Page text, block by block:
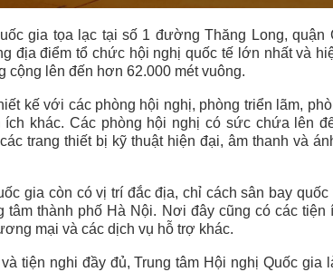
gia tọa lạc tại số 1 đường Thăng Long, quận
địa điểm tổ chức hội nghị quốc tế lớn nhất và
cộng lên đến hơn 62.000 mét vuông.
kế với các phòng hội nghị, phòng triển lãm,
ích khác. Các phòng hội nghị có sức chứa lên
trang thiết bị kỹ thuật hiện đại, âm thanh và
gia còn có vị trí đắc địa, chỉ cách sân bay
tâm thành phố Hà Nội. Nơi đây cũng có các tiện
mại và các dịch vụ hỗ trợ khác.
tiện nghi đầy đủ, Trung tâm Hội nghị Quốc gia